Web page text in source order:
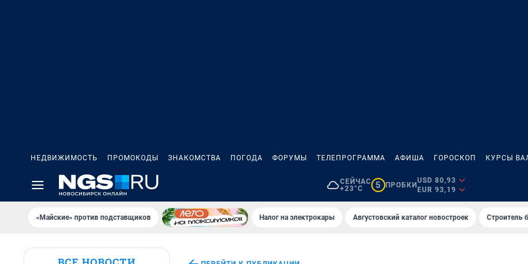
НЕДВИЖИМОСТЬ ПРОМОКОДЫ ЗНАКОМСТВА ПОГОДА ФОРУМЫ ТЕЛЕПРОГРАММА АФИША ГОРОСКОП КУРСЫ
СЕЙЧАС
+23°C
5 ПРОБКИ
USD 80,93
EUR 93,19
«Майские» против подставщиков Налог на электрокары Августовский каталог новостроек Строитель